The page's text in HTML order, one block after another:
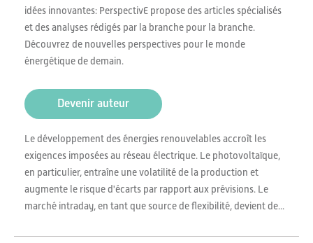
idées innovantes: PerspectivE propose des articles spécialisés
et des analyses rédigés par la branche pour la branche.
Découvrez de nouvelles perspectives pour le monde
énergétique de demain.
Devenir auteur
Le développement des énergies renouvelables accroît les
exigences imposées au réseau électrique. Le photovoltaïque,
en particulier, entraîne une volatilité de la production et
augmente le risque d'écarts par rapport aux prévisions. Le
marché intraday, en tant que source de flexibilité, devient de...